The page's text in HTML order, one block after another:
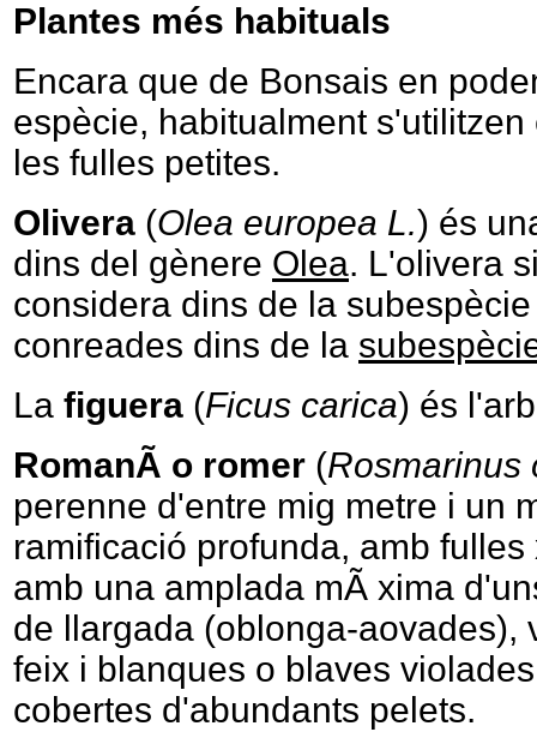
Plantes més habituals
Encara que de Bonsais en
espècie, habitualment
les fulles petites.
Olivera (Olea europea L.) és
dins del gènere Olea. L'olivera
considera dins de la
conreades dins de la
La figuera (Ficus carica) és
RomanÃ­ o romer (Rosmarinus
perenne d'entre mig metre i un
ramificació profunda, amb
amb una amplada mÃ xima
de llargada (oblonga-aovades),
feix i blanques o blaves
cobertes d'abundants pelets.